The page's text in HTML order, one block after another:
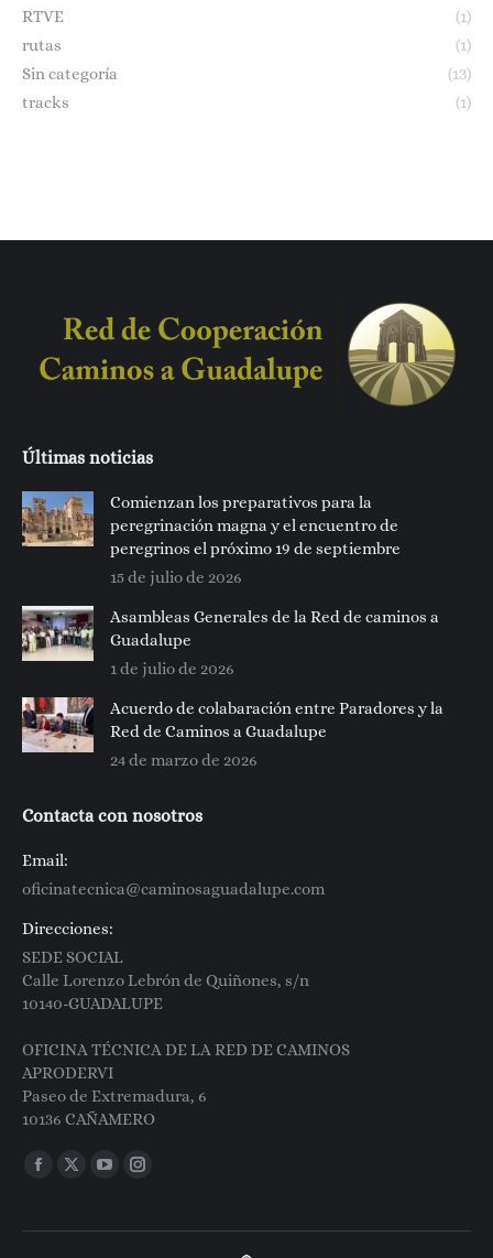
RTVE
(1)
rutas
(1)
Sin categoría
(13)
tracks
(1)
Últimas noticias
Comienzan los preparativos para la
peregrinación magna y el encuentro de
peregrinos el próximo 19 de septiembre
15 de julio de 2026
Asambleas Generales de la Red de caminos a
Guadalupe
1 de julio de 2026
Acuerdo de colabaración entre Paradores y la
Red de Caminos a Guadalupe
24 de marzo de 2026
Contacta con nosotros
Email:
oficinatecnica@caminosaguadalupe.com
Direcciones:
SEDE SOCIAL
Calle Lorenzo Lebrón de Quiñones, s/n
10140-GUADALUPE
OFICINA TÉCNICA DE LA RED DE CAMINOS
APRODERVI
Paseo de Extremadura, 6
10136 CAÑAMERO
Encuéntranos en:
Facebook
opens
X
opens
YouTube
opens
Instagram
opens